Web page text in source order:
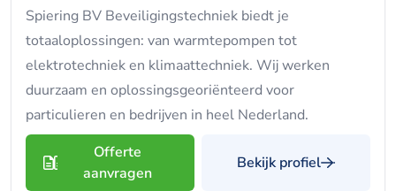
Spiering BV Beveiligingstechniek biedt je
totaaloplossingen: van warmtepompen tot
elektrotechniek en klimaattechniek. Wij werken
duurzaam en oplossingsgeoriënteerd voor
particulieren en bedrijven in heel Nederland.
Offerte
aanvragen
Bekijk profiel